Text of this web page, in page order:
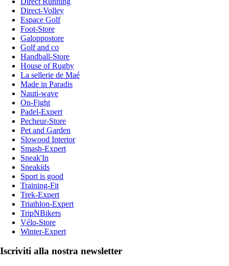
Direct-Volley
Espace Golf
Foot-Store
Galoppostore
Golf and co
Handball-Store
House of Rugby
La sellerie de Maé
Made in Paradis
Nauti-wave
On-Fight
Padel-Expert
Pecheur-Store
Pet and Garden
Slowood Interior
Smash-Expert
Sneak'In
Sneakids
Sport is good
Training-Fit
Trek-Expert
Triathlon-Expert
TripNBikers
Vélo-Store
Winter-Expert
Iscriviti alla nostra newsletter